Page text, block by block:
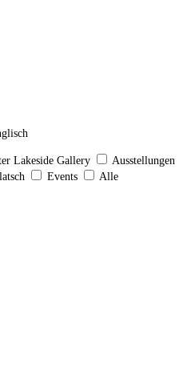
Lakeside Gallery
Ausstellungen
Events
Alle